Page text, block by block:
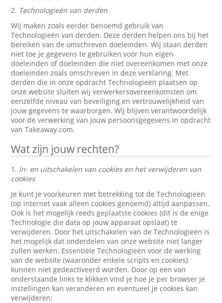
2. Technologieën van derden
Wij maken zoals eerder benoemd gebruik van
Technologieën van derden. Deze derden helpen ons bij het
bereiken van de omschreven doeleinden. Wij staan derden
niet toe je gegevens te gebruiken voor hun eigen
doeleinden of doeleinden die niet overeenkomen met onze
doeleinden zoals omschreven in deze verklaring. Met
derden die in onze opdracht Technologieën plaatsen op
onze website sluiten wij verwerkersovereenkomsten om
eenzelfde niveau van beveiliging en vertrouwelijkheid van
jouw gegevens te waarborgen. Wij blijven verantwoordelijk
voor de verwerking van jouw persoonsgegevens in opdracht
van Takeaway.com.
Wat zijn jouw rechten?
1. In- en uitschakelen van cookies en het verwijderen van
cookies
Je kunt je voorkeuren met betrekking tot de Technologieën
(op internet vaak alleen cookies genoemd) altijd aanpassen.
Ook is het mogelijk reeds geplaatste cookies (dit is de enige
Technologie die data op jouw apparaat opslaat) te
verwijderen. Door het uitschakelen van de Technologieën is
het mogelijk dat onderdelen van onze website niet langer
zullen werken. Essentiële Technologieën voor de werking
van de website (waaronder enkele scripts en cookies)
kunnen niet gedeactiveerd worden. Door op een van
onderstaande links te klikken vind je hoe je per browser je
instellingen kan veranderen en eventueel je cookies kan
verwijderen: